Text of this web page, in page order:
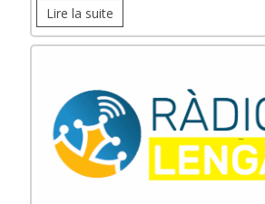
Lire la suite